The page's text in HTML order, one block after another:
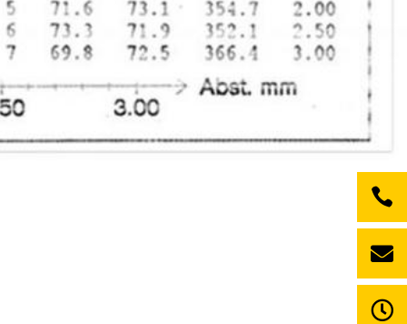


